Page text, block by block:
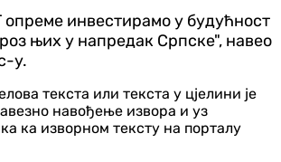
инвестирамо у будућност
њих у напредак Српске", навео
у.
текста или текста у цјелини је
навођење извора и уз
ка изворном тексту на порталу